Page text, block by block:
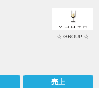
☆ GROUP ☆
売上